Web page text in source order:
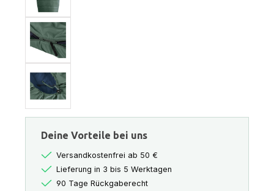
Deine Vorteile bei uns
Versandkostenfrei ab 50 €
Lieferung in 3 bis 5 Werktagen
90 Tage Rückgaberecht